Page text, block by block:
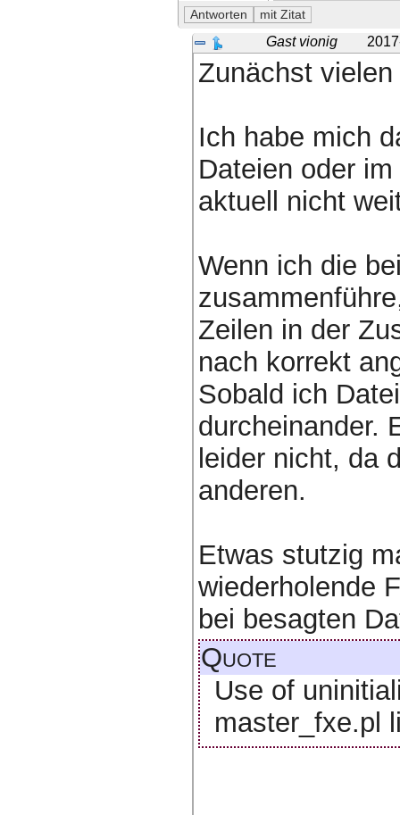
Gast vionig
Zunächst
Ich habe mich
Dateien oder
aktuell nicht
Wenn ich die
Zeilen in der
nach korrekt
Sobald ich
durcheinander.
leider nicht, da
anderen.
Etwas stutzig
wiederholende
bei besagten
Quote
Use of
master_fxe.pl